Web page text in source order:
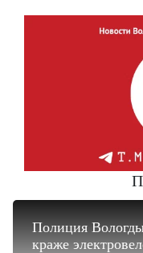
Полиция Вологды
краже